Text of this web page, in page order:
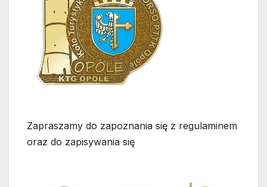
Zapraszamy do zapoznania się z regulaminem
oraz do zapisywania się